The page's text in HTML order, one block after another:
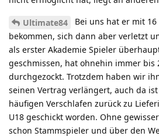
Ultimate84
Bei uns hat er mit
bekommen, sich dann aber verletzt
als erster Akademie Spieler
geschmissen, hat ohnehin immer bis
durchgezockt. Trotzdem haben wir
seinen Vertrag verlängert, auch da
häufigen Verschlafen zurück zu
U18 geschickt worden. Ohne
schon Stammspieler und über den